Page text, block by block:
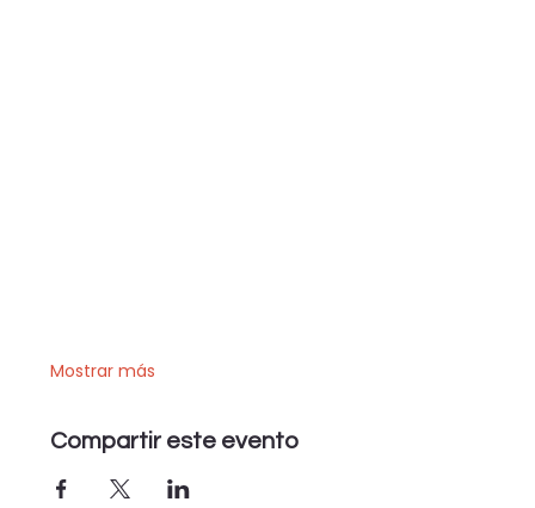
Mostrar más
Compartir este evento